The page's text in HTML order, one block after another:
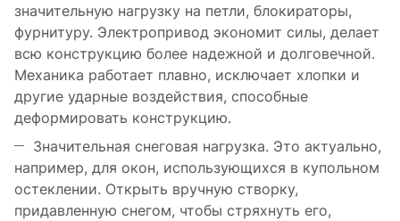
значительную нагрузку на петли, блокираторы,
фурнитуру. Электропривод экономит силы, делает
всю конструкцию более надежной и долговечной.
Механика работает плавно, исключает хлопки и
другие ударные воздействия, способные
деформировать конструкцию.
Значительная снеговая нагрузка. Это актуально,
например, для окон, использующихся в купольном
остеклении. Открыть вручную створку,
придавленную снегом, чтобы стряхнуть его,